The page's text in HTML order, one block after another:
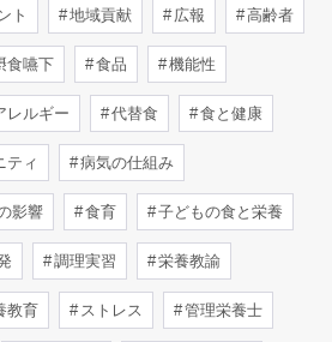
ト 地域貢献 広報 高齢者
食嚥下 食品 機能性
レルギー 代替食 食と健康
ティ 病気の仕組み
影響 食育 子どもの食と栄養
調理実習 栄養教諭
教育 ストレス 管理栄養士